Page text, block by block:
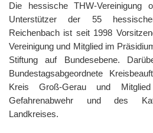
Die hessische THW-Vereinigung
Unterstützer der 55
Reichenbach ist seit 1998
Vereinigung und Mitglied im
Stiftung auf Bundesebene.
Bundestagsabgeordnete
Kreis Groß-Gerau und
Gefahrenabwehr und des
Landkreises.